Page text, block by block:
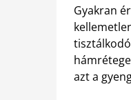
Gyakran
azt a